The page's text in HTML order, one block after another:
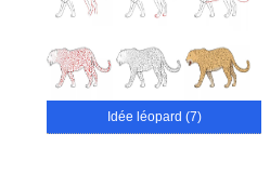
Idée léopard (7)